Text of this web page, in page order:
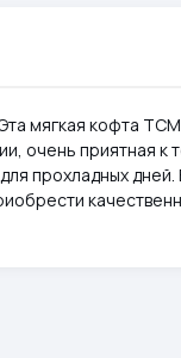
мягкая кофта
очень приятная к
прохладных